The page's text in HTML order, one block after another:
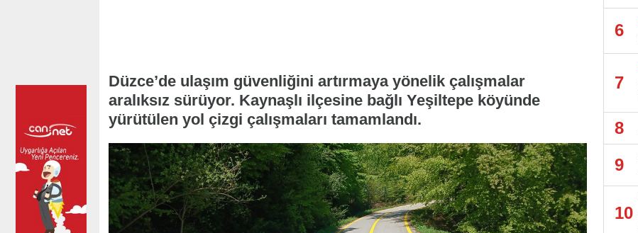
Düzce’de ulaşım güvenliğini artırmaya yönelik çalışmalar
aralıksız sürüyor. Kaynaşlı ilçesine bağlı Yeşiltepe köyünde
yürütülen yol çizgi çalışmaları tamamlandı.
6
7
8
9
10